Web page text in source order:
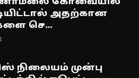
கோவையில்
அதற்கான
செ...
நிலையம் முன்பு